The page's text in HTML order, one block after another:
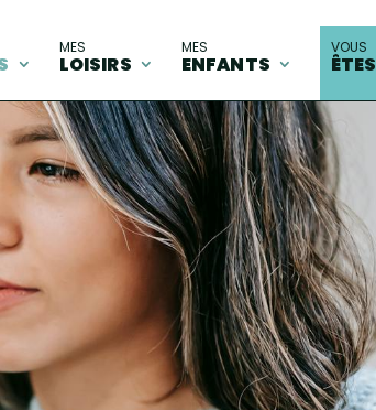
MES
LOISIRS
MES
ENFANTS
VOUS
ÊTES